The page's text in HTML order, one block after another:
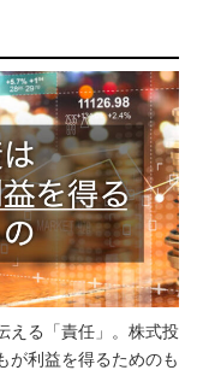
える「責任」。株式投
が利益を得るためのも